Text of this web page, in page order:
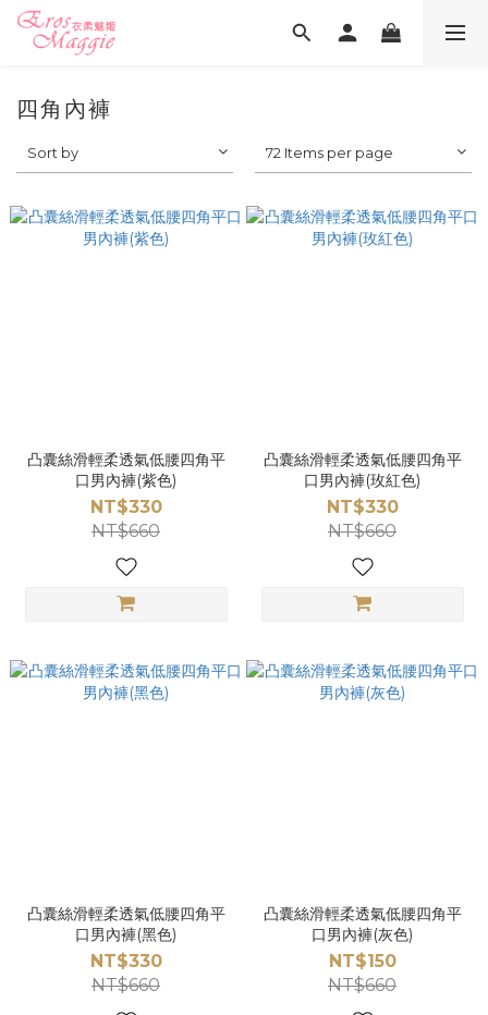
四角內褲
Sort by 72 Items per page
凸囊絲滑輕柔透氣低腰四角平
口男內褲(紫色)
NT$330
NT$660
凸囊絲滑輕柔透氣低腰四角平
口男內褲(玫紅色)
NT$330
NT$660
凸囊絲滑輕柔透氣低腰四角平
口男內褲(黑色)
NT$330
NT$660
凸囊絲滑輕柔透氣低腰四角平
口男內褲(灰色)
NT$150
NT$660